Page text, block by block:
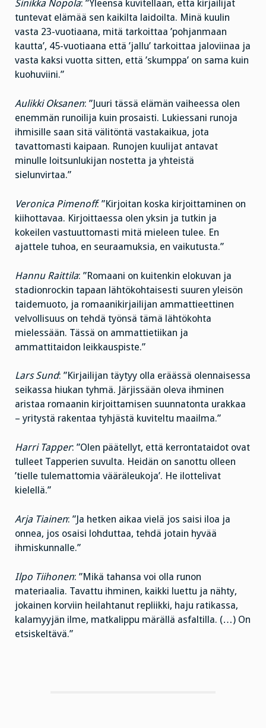
Sinikka Nopola: ”Yleensä kuvitellaan, että kirjailijat
tuntevat elämää sen kaikilta laidoilta. Minä kuulin
vasta 23-vuotiaana, mitä tarkoittaa ’pohjanmaan
kautta’, 45-vuotiaana että ’jallu’ tarkoittaa jaloviinaa ja
vasta kaksi vuotta sitten, että ’skumppa’ on sama kuin
kuohuviini.”
Aulikki Oksanen: ”Juuri tässä elämän vaiheessa olen
enemmän runoilija kuin prosaisti. Lukiessani runoja
ihmisille saan sitä välitöntä vastakaikua, jota
tavattomasti kaipaan. Runojen kuulijat antavat
minulle loitsunlukijan nostetta ja yhteistä
sielunvirtaa.”
Veronica Pimenoff: ”Kirjoitan koska kirjoittaminen on
kiihottavaa. Kirjoittaessa olen yksin ja tutkin ja
kokeilen vastuuttomasti mitä mieleen tulee. En
ajattele tuhoa, en seuraamuksia, en vaikutusta.”
Hannu Raittila: ”Romaani on kuitenkin elokuvan ja
stadionrockin tapaan lähtökohtaisesti suuren yleisön
taidemuoto, ja romaanikirjailijan ammattieettinen
velvollisuus on tehdä työnsä tämä lähtökohta
mielessään. Tässä on ammattietiikan ja
ammattitaidon leikkauspiste.”
Lars Sund: ”Kirjailijan täytyy olla eräässä olennaisessa
seikassa hiukan tyhmä. Järjissään oleva ihminen
aristaa romaanin kirjoittamisen suunnatonta urakkaa
– yritystä rakentaa tyhjästä kuviteltu maailma.”
Harri Tapper: ”Olen päätellyt, että kerrontataidot ovat
tulleet Tapperien suvulta. Heidän on sanottu olleen
’tielle tulemattomia vääräleukoja’. He ilottelivat
kielellä.”
Arja Tiainen: ”Ja hetken aikaa vielä jos saisi iloa ja
onnea, jos osaisi lohduttaa, tehdä jotain hyvää
ihmiskunnalle.”
Ilpo Tiihonen: ”Mikä tahansa voi olla runon
materiaalia. Tavattu ihminen, kaikki luettu ja nähty,
jokainen korviin heilahtanut repliikki, haju ratikassa,
kalamyyjän ilme, matkalippu märällä asfaltilla. (…) On
etsiskeltävä.”